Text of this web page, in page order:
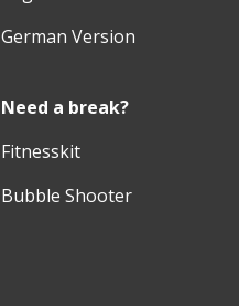
German Version
Need a break?
Fitnesskit
Bubble Shooter